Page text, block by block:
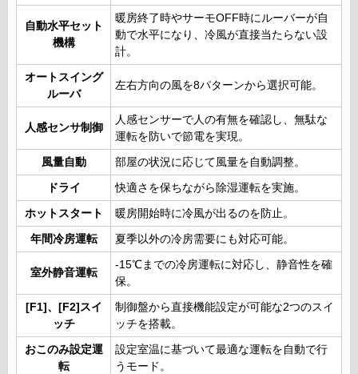
自動水平セット
機構
暖房終了時やサーモOFF時にルーバーが自
動で水平になり、冷風が直接当たらない設
計。
オートスイング
ルーバ
左右方向の風を8パターンから選択可能。
人感センサ制御
人感センサーで人の有無を確認し、無駄な
運転を防いで節電を実現。
風量自動 部屋の状況に応じて風量を自動調整。
ドライ 快適さを保ちながら除湿運転を実施。
ホットスタート 暖房開始時に冷風が出るのを防止。
年間冷房運転 夏季以外の冷房需要にも対応可能。
室外静音運転
-15℃までの冷房運転に対応し、静音性を確
保。
[F1]、[F2]スイ
ッチ
制御盤から直接機能設定が可能な2つのスイ
ッチを搭載。
おこのみ設定運
転
設定室温に基づいて最適な運転を自動で行
うモード。